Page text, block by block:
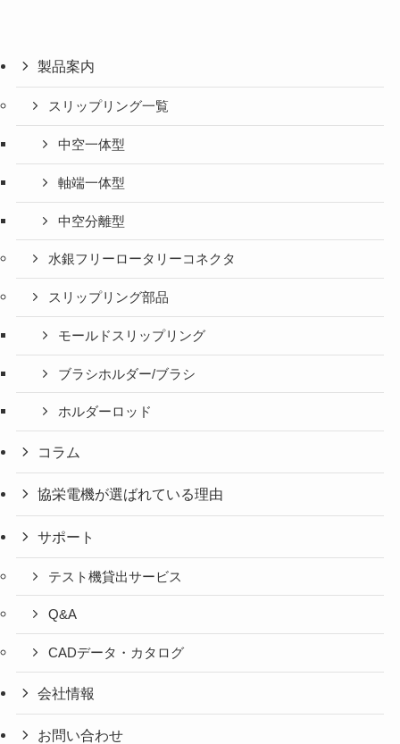
製品案内
スリップリング一覧
中空一体型
軸端一体型
中空分離型
水銀フリーロータリーコネクタ
スリップリング部品
モールドスリップリング
ブラシホルダー/ブラシ
ホルダーロッド
コラム
協栄電機が選ばれている理由
サポート
テスト機貸出サービス
Q&A
CADデータ・カタログ
会社情報
お問い合わせ